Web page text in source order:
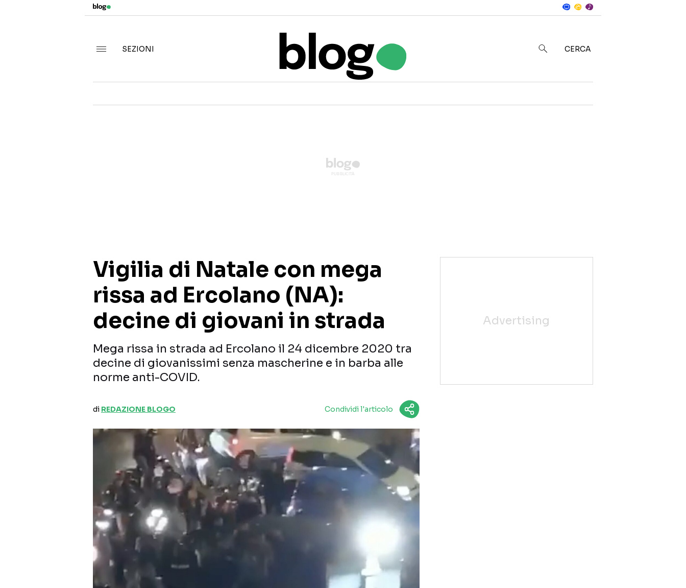
SEZIONI
CERCA
Vigilia di Natale con mega
rissa ad Ercolano (NA):
decine di giovani in strada
Mega rissa in strada ad Ercolano il 24 dicembre 2020 tra
decine di giovanissimi senza mascherine e in barba alle
norme anti-COVID.
di REDAZIONE BLOGO Condividi l'articolo